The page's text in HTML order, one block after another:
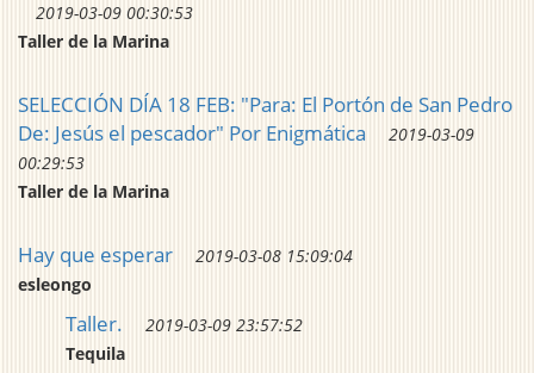
2019-03-09 00:30:53
Taller de la Marina
SELECCIÓN DÍA 18 FEB: "Para: El Portón de San Pedro
De: Jesús el pescador" Por Enigmática
2019-03-09
00:29:53
Taller de la Marina
Hay que esperar
2019-03-08 15:09:04
esleongo
Taller.
2019-03-09 23:57:52
Tequila